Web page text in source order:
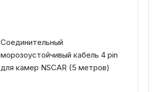
Соединительный
морозоустойчивый кабель 4 pin
для камер NSCAR (5 метров)